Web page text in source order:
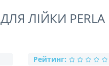
ЛІЙКИ PERLA
Рейтинг: